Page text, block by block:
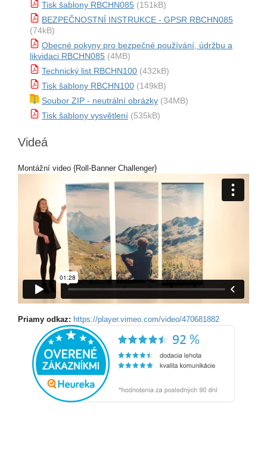
Tisk šablony RBCHN085 (151kB)
BEZPEČNOSTNÍ INSTRUKCE - GPSR RBCHN085
(74kB)
Obecné pokyny pro bezpečné používání, údržbu a
likvidaci RBCHN085 (4MB)
Technický list RBCHN100 (432kB)
Tisk šablony RBCHN100 (149kB)
Soubor ZIP - neutrální obrázky (34MB)
Tisk šablony vysvětlení (535kB)
Videá
Montážní video {Roll-Banner Challenger}
Priamy odkaz: https://player.vimeo.com/video/470681882